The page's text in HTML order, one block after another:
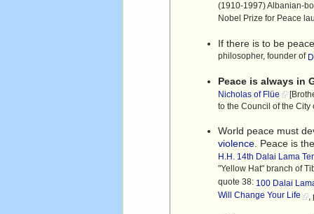
(1910-1997) Albanian-
Nobel Prize for Peace
If there is to be
philosopher, founder of
Peace is always in
Nicholas of Flüe
to the Council of the City
World peace must
violence. Peace is
H.H. 14th Dalai Lama
"Yellow Hat" branch of
quote 38: 100 Dalai
Will Change Your Life ,